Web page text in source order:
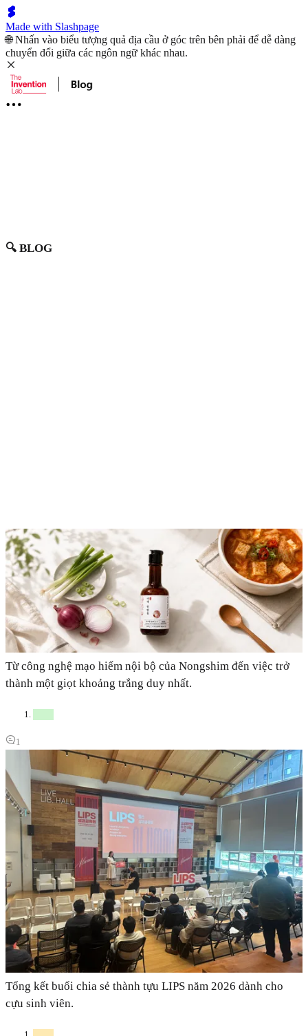
Made with Slashpage
🌐 Nhấn vào biểu tượng quả địa cầu ở góc trên bên phải để dễ dàng
chuyển đổi giữa các ngôn ngữ khác nhau.
🔍 BLOG
Từ công nghệ mạo hiểm nội bộ của Nongshim đến việc trở
thành một giọt khoảng trắng duy nhất.
1
Tổng kết buổi chia sẻ thành tựu LIPS năm 2026 dành cho
cựu sinh viên.